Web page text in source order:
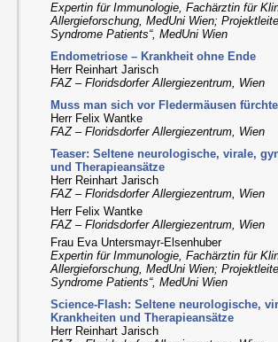
Expertin für Immunologie, Fachärztin für
Allergieforschung, MedUni Wien;
Syndrome Patients“, MedUni Wien
Endometriose – Krankheit ohne Ende
Herr Reinhart Jarisch
FAZ – Floridsdorfer Allergiezentrum, Wien
Muss man sich vor Fledermäusen
Herr Felix Wantke
FAZ – Floridsdorfer Allergiezentrum, Wien
Teaser: Seltene neurologische, virale,
und Therapieansätze
Herr Reinhart Jarisch
FAZ – Floridsdorfer Allergiezentrum, Wien
Herr Felix Wantke
FAZ – Floridsdorfer Allergiezentrum, Wien
Frau Eva Untersmayr-Elsenhuber
Expertin für Immunologie, Fachärztin für
Allergieforschung, MedUni Wien;
Syndrome Patients“, MedUni Wien
Science-Flash: Seltene neurologische,
Krankheiten und Therapieansätze
Herr Reinhart Jarisch